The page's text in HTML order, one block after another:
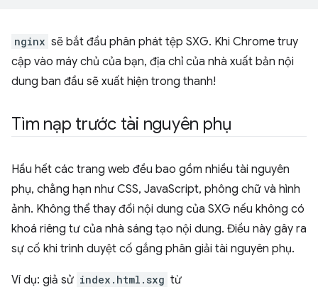
nginx sẽ bắt đầu phân phát tệp SXG. Khi Chrome truy
cập vào máy chủ của bạn, địa chỉ của nhà xuất bản nội
dung ban đầu sẽ xuất hiện trong thanh!
Tìm nạp trước tài nguyên phụ
Hầu hết các trang web đều bao gồm nhiều tài nguyên
phụ, chẳng hạn như CSS, JavaScript, phông chữ và hình
ảnh. Không thể thay đổi nội dung của SXG nếu không có
khoá riêng tư của nhà sáng tạo nội dung. Điều này gây ra
sự cố khi trình duyệt cố gắng phân giải tài nguyên phụ.
Ví dụ: giả sử index.html.sxg từ